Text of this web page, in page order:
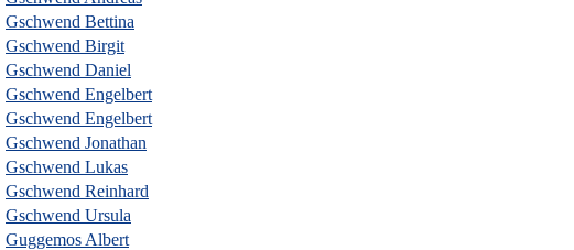
Gschwend Bettina
Gschwend Birgit
Gschwend Daniel
Gschwend Engelbert
Gschwend Engelbert
Gschwend Jonathan
Gschwend Lukas
Gschwend Reinhard
Gschwend Ursula
Guggemos Albert